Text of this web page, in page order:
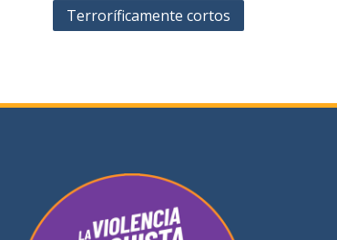
Terroríficamente cortos